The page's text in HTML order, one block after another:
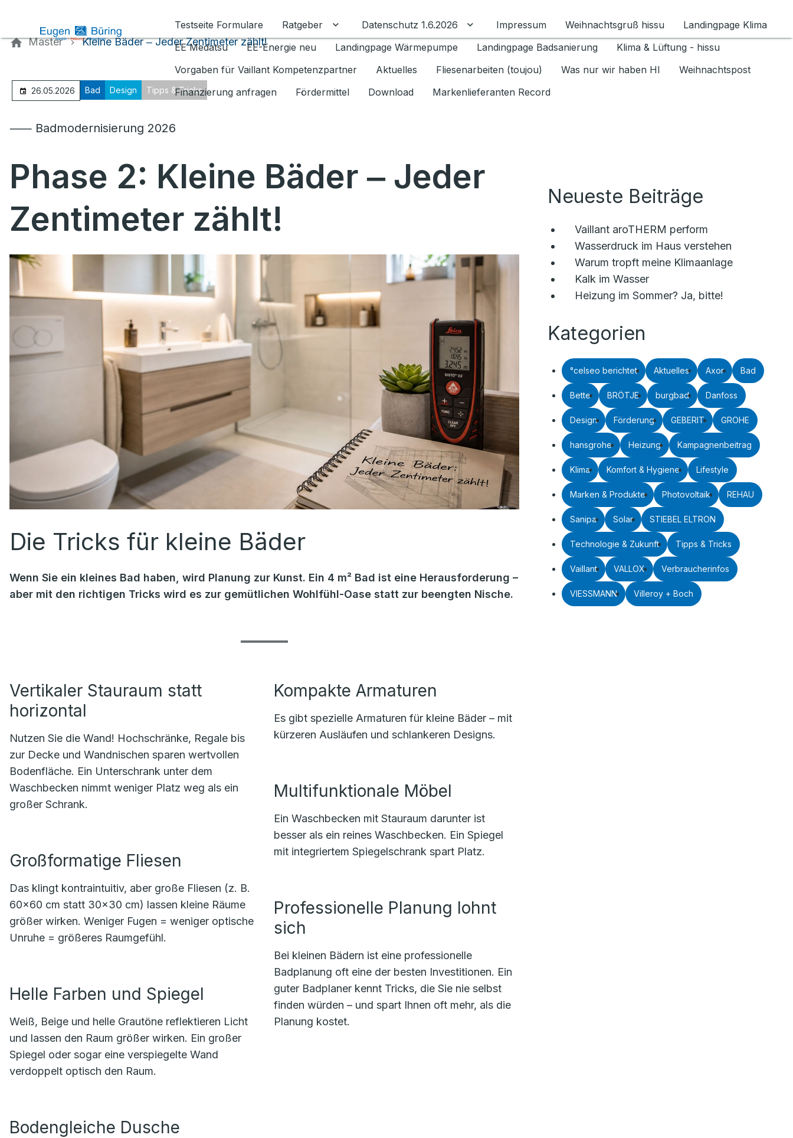
Testseite Formulare
Ratgeber Untermenü für Ratgeber umschalten
Datenschutz 1.6.2026 Untermenü für Datenschutz 1.6.2026 umschalten
Impressum Weihnachtsgruß hissu
Landingpage Klima
EE Medatsu
EE-Energie neu Landingpage Wärmepumpe Landingpage Badsanierung
Klima & Lüftung - hissu
Vorgaben für Vaillant Kompetenzpartner
Aktuelles Fliesenarbeiten (toujou) Was nur wir haben HI
Weihnachtspost
Finanzierung anfragen
Fördermittel Download Markenlieferanten Record
Master Kleine Bäder ‒ Jeder Zentimeter zählt!
26.05.2026 Bad Design Tipps & Tricks
⸺ Badmodernisierung 2026
Phase 2: Kleine Bäder ‒ Jeder
Zentimeter zählt!
Die Tricks für kleine Bäder
Wenn Sie ein kleines Bad haben, wird Planung zur Kunst. Ein 4 m² Bad ist eine Herausforderung –
aber mit den richtigen Tricks wird es zur gemütlichen Wohlfühl-Oase statt zur beengten Nische.
Vertikaler Stauraum statt
horizontal
Nutzen Sie die Wand! Hochschränke, Regale bis
zur Decke und Wandnischen sparen wertvollen
Bodenfläche. Ein Unterschrank unter dem
Waschbecken nimmt weniger Platz weg als ein
großer Schrank.
Großformatige Fliesen
Das klingt kontraintuitiv, aber große Fliesen (z. B.
60×60 cm statt 30×30 cm) lassen kleine Räume
größer wirken. Weniger Fugen = weniger optische
Unruhe = größeres Raumgefühl.
Helle Farben und Spiegel
Weiß, Beige und helle Grautöne reflektieren Licht
und lassen den Raum größer wirken. Ein großer
Spiegel oder sogar eine verspiegelte Wand
verdoppelt optisch den Raum.
Bodengleiche Dusche
Kompakte Armaturen
Es gibt spezielle Armaturen für kleine Bäder – mit
kürzeren Ausläufen und schlankeren Designs.
Multifunktionale Möbel
Ein Waschbecken mit Stauraum darunter ist
besser als ein reines Waschbecken. Ein Spiegel
mit integriertem Spiegelschrank spart Platz.
Professionelle Planung lohnt
sich
Bei kleinen Bädern ist eine professionelle
Badplanung oft eine der besten Investitionen. Ein
guter Badplaner kennt Tricks, die Sie nie selbst
finden würden – und spart Ihnen oft mehr, als die
Planung kostet.
Neueste Beiträge
Vaillant aroTHERM perform
Wasserdruck im Haus verstehen
Warum tropft meine Klimaanlage
Kalk im Wasser
Heizung im Sommer? Ja, bitte!
Kategorien
°celseo berichtet Aktuelles Axor Bad
Bette BRÖTJE burgbad Danfoss
Design Förderung GEBERIT GROHE
hansgrohe Heizung Kampagnenbeitrag
Klima Komfort & Hygiene Lifestyle
Marken & Produkte Photovoltaik REHAU
Sanipa Solar STIEBEL ELTRON
Technologie & Zukunft Tipps & Tricks
Vaillant VALLOX Verbraucherinfos
VIESSMANN Villeroy + Boch